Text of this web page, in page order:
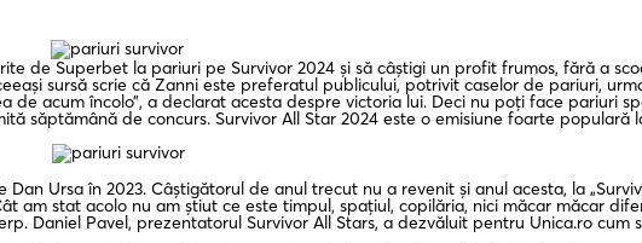
de Superbet la pariuri pe Survivor 2024 și să câștigi un profit frumos, fără a
sursă scrie că Zanni este preferatul publicului, potrivit caselor de pariuri,
de acum încolo”, a declarat acesta despre victoria lui. Deci nu poți face pariuri
săptămână de concurs. Survivor All Star 2024 este o emisiune foarte
Dan Ursa în 2023. Câștigătorul de anul trecut nu a revenit și anul acesta, la
am stat acolo nu am știut ce este timpul, spațiul, copilăria, nici măcar măcar
Daniel Pavel, prezentatorul Survivor All Stars, a dezvăluit pentru Unica.ro cum